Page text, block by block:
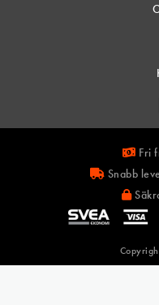
Fri
Snabb